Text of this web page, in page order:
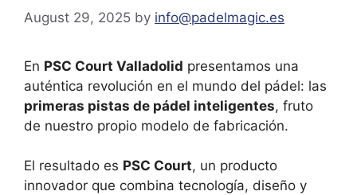
August 29, 2025 by info@padelmagic.es
En PSC Court Valladolid presentamos una
auténtica revolución en el mundo del pádel: las
primeras pistas de pádel inteligentes, fruto
de nuestro propio modelo de fabricación.
El resultado es PSC Court, un producto
innovador que combina tecnología, diseño y